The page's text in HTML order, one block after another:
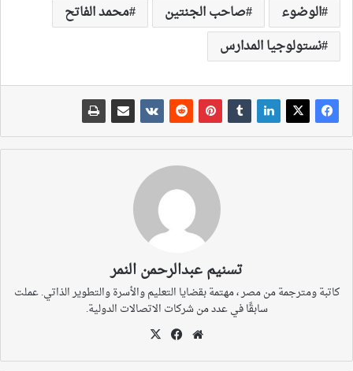
الوضوء
صاحب الجنتين
محمد الفاتح
نستولوجيا المدارس
تسنيم عبدالرحمن النمر
كاتبة ومترجمة من مصر ، مهتمة بقضايا التعليم والأسرة والتطوير الذاتي. عملت
سابقًا في عدد من شركات الاتصالات الدولية.
موقع فيسبوك